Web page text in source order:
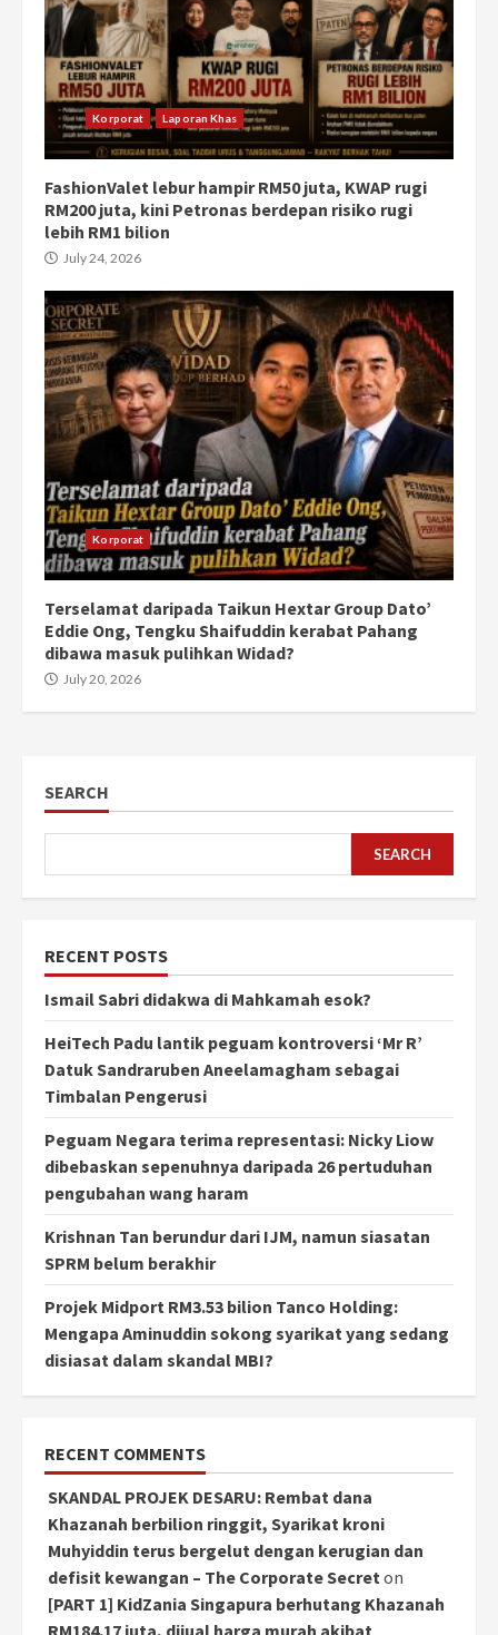
Korporat Laporan Khas
FashionValet lebur hampir RM50 juta, KWAP rugi
RM200 juta, kini Petronas berdepan risiko rugi
lebih RM1 bilion
July 24, 2026
Korporat
Terselamat daripada Taikun Hextar Group Dato’
Eddie Ong, Tengku Shaifuddin kerabat Pahang
dibawa masuk pulihkan Widad?
July 20, 2026
SEARCH
SEARCH
RECENT POSTS
Ismail Sabri didakwa di Mahkamah esok?
HeiTech Padu lantik peguam kontroversi ‘Mr R’
Datuk Sandraruben Aneelamagham sebagai
Timbalan Pengerusi
Peguam Negara terima representasi: Nicky Liow
dibebaskan sepenuhnya daripada 26 pertuduhan
pengubahan wang haram
Krishnan Tan berundur dari IJM, namun siasatan
SPRM belum berakhir
Projek Midport RM3.53 bilion Tanco Holding:
Mengapa Aminuddin sokong syarikat yang sedang
disiasat dalam skandal MBI?
RECENT COMMENTS
SKANDAL PROJEK DESARU: Rembat dana
Khazanah berbilion ringgit, Syarikat kroni
Muhyiddin terus bergelut dengan kerugian dan
defisit kewangan – The Corporate Secreton
[PART 1] KidZania Singapura berhutang Khazanah